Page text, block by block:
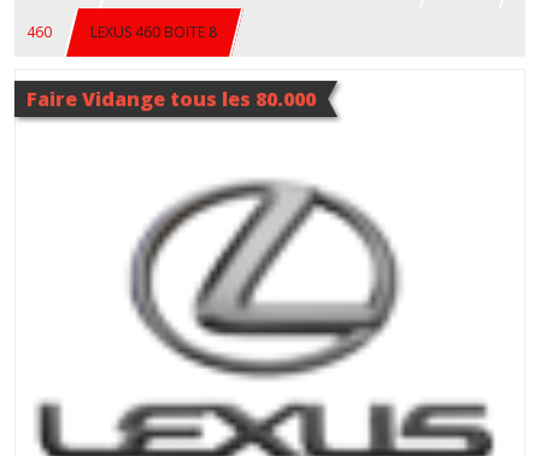
460 LEXUS 460 BOITE 8
Faire Vidange tous les 80.000